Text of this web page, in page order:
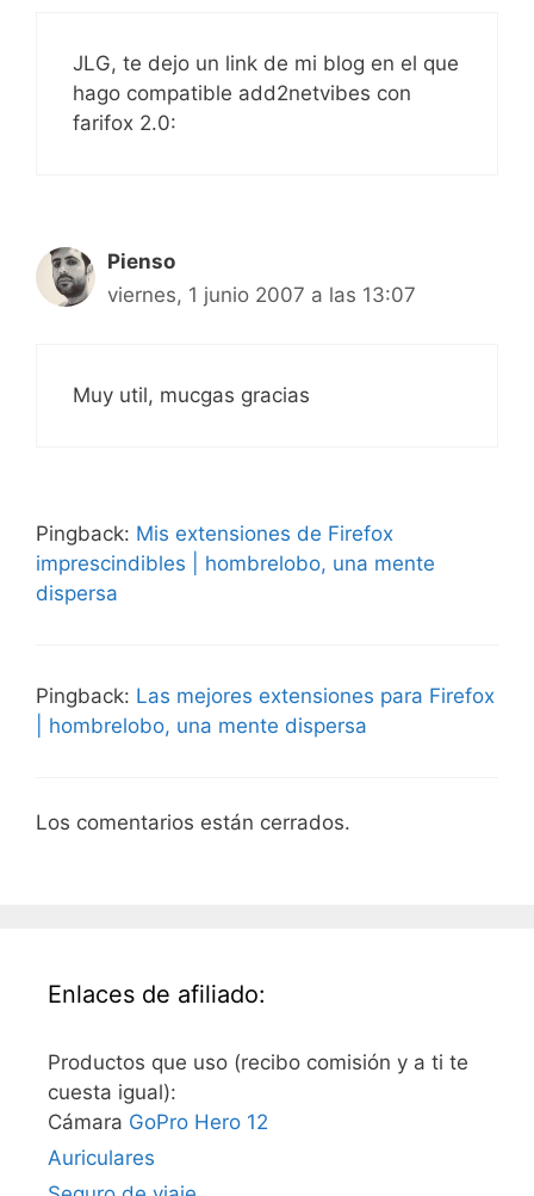
JLG, te dejo un link de mi blog en el que
hago compatible add2netvibes con
farifox 2.0:
Pienso
viernes, 1 junio 2007 a las 13:07
Muy util, mucgas gracias
Pingback: Mis extensiones de Firefox
imprescindibles | hombrelobo, una mente
dispersa
Pingback: Las mejores extensiones para Firefox
| hombrelobo, una mente dispersa
Los comentarios están cerrados.
Enlaces de afiliado:
Productos que uso (recibo comisión y a ti te
cuesta igual):
Cámara GoPro Hero 12
Auriculares